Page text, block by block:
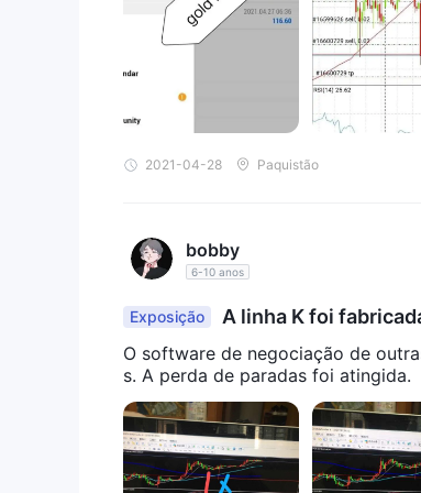
2021-04-28 Paquistão
bobby
6-10 anos
Exposição A linha K foi
O software de negociação de
s. A perda de paradas foi atingida.